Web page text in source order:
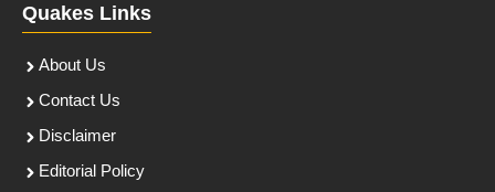
Quakes Links
About Us
Contact Us
Disclaimer
Editorial Policy